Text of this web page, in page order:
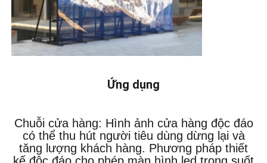
Ứng dụng
Chuỗi cửa hàng: Hình ảnh cửa hàng độc đáo
có thể thu hút người tiêu dùng dừng lại và
tăng lượng khách hàng. Phương pháp thiết